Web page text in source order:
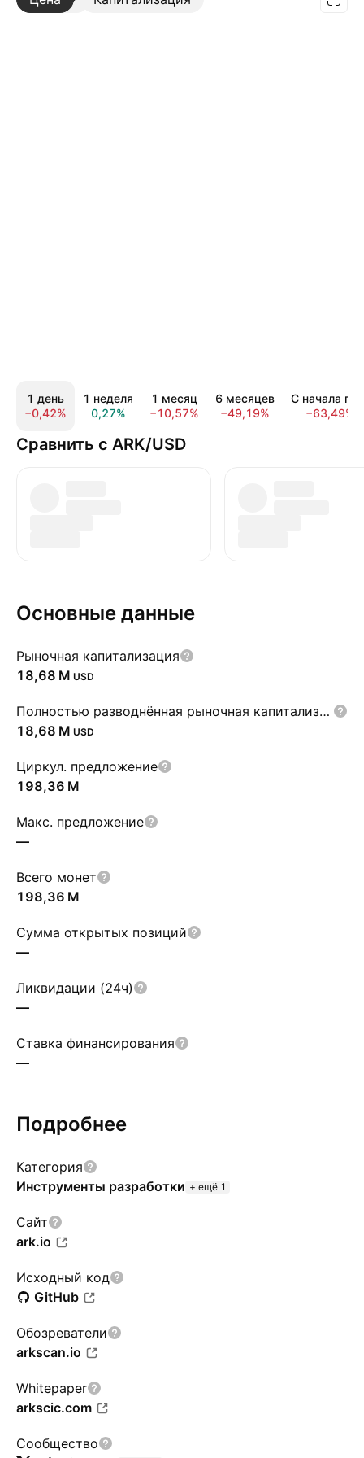
1 день
−0,42%
1 неделя
0,27%
1 месяц
−10,57%
6 месяцев
−49,19%
С начала
−63,49%
Сравнить с ARK/USD
Основные данные
Рыночная капитализация
‪18,68 M‬ USD
Полностью разводнённая рыночная капитализация
‪18,68 M‬ USD
Циркул. предложение
‪198,36 M‬
Макс. предложение
—
Всего монет
‪198,36 M‬
Сумма открытых позиций
—
Ликвидации (24ч)
—
Ставка финансирования
—
Подробнее
Категория
Инструменты разработки + ещё 1
Сайт
ark.io
Исходный код
GitHub
Обозреватели
arkscan.io
Whitepaper
arkscic.com
Сообщество